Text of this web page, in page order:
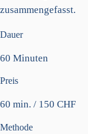
zusammengefasst.
Dauer
60 Minuten
Preis
60 min. / 150 CHF
Methode